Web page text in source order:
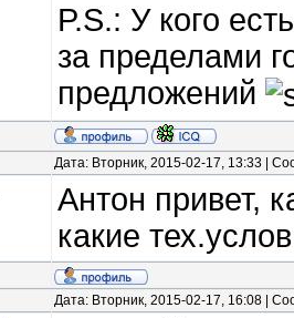
P.S.: У кого
за пределами
предложений
Дата: Вторник, 2015-02-17, 13:33 |
Антон привет,
какие
Дата: Вторник, 2015-02-17, 16:08 |